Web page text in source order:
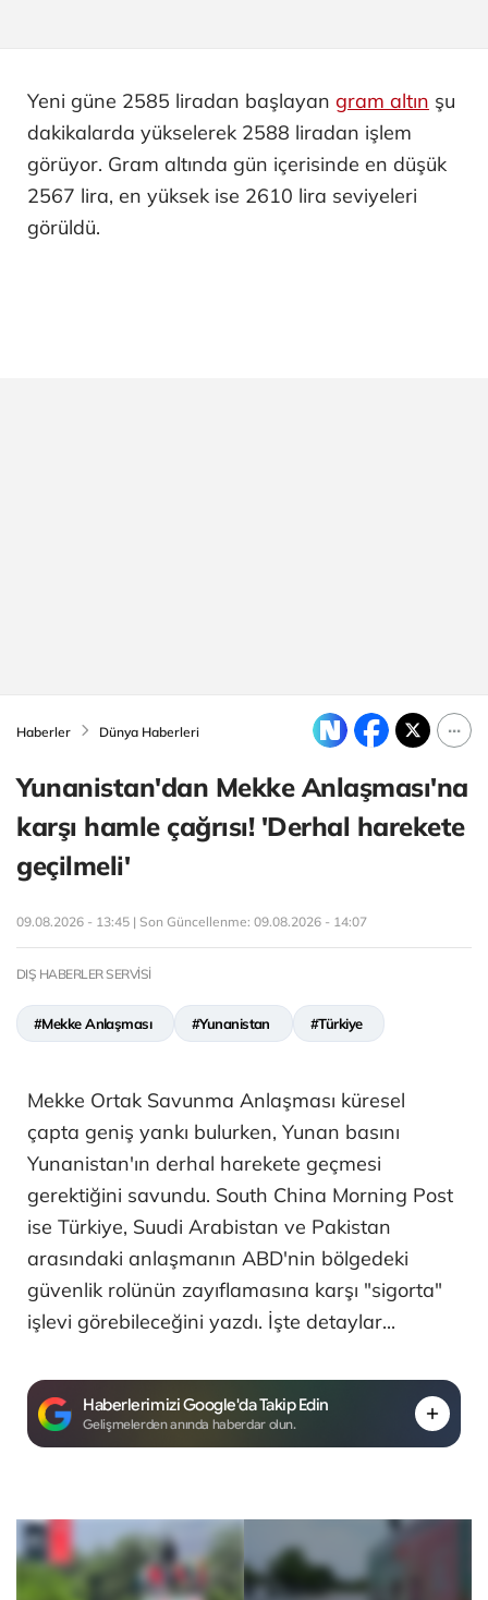
Yeni güne 2585 liradan başlayan gram altın şu
dakikalarda yükselerek 2588 liradan işlem
görüyor. Gram altında gün içerisinde en düşük
2567 lira, en yüksek ise 2610 lira seviyeleri
görüldü.
Haberler Dünya Haberleri
Yunanistan'dan Mekke Anlaşması'na
karşı hamle çağrısı! 'Derhal harekete
geçilmeli'
09.08.2026 - 13:45 | Son Güncellenme: 09.08.2026 - 14:07
DIŞ HABERLER SERVİSİ
#Mekke Anlaşması #Yunanistan #Türkiye
Mekke Ortak Savunma Anlaşması küresel
çapta geniş yankı bulurken, Yunan basını
Yunanistan'ın derhal harekete geçmesi
gerektiğini savundu. South China Morning Post
ise Türkiye, Suudi Arabistan ve Pakistan
arasındaki anlaşmanın ABD'nin bölgedeki
güvenlik rolünün zayıflamasına karşı "sigorta"
işlevi görebileceğini yazdı. İşte detaylar...
Haberlerimizi Google'da Takip Edin
Gelişmelerden anında haberdar olun.